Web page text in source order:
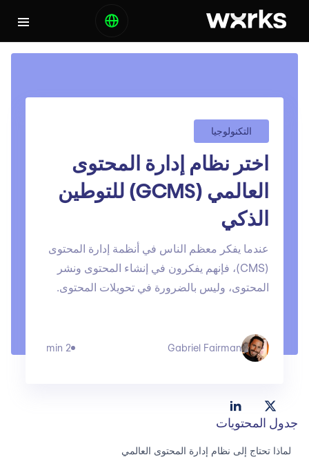
التكنولوجيا
اختر نظام إدارة المحتوى
العالمي (GCMS) للتوطين
الذكي
عندما يفكر معظم الناس في أنظمة إدارة المحتوى
(CMS)، فإنهم يفكرون في إنشاء المحتوى ونشر
المحتوى، وليس بالضرورة في تحويلات المحتوى.
Gabriel Fairman
2 min
جدول المحتويات
لماذا تحتاج إلى نظام إدارة المحتوى العالمي